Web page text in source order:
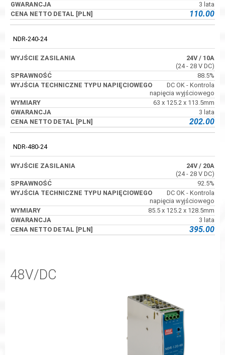
3 lata
110.00
NDR-240-24
24V/ 10A
(24 - 28 V DC)
88.5%
DC OK - Kontrola
napięcia wyjściowego
63 x 125.2 x 113.5mm
3 lata
202.00
NDR-480-24
24V/ 20A
(24 - 28 V DC)
92.5%
DC OK - Kontrola
napięcia wyjściowego
85.5 x 125.2 x 128.5mm
3 lata
395.00
48V/DC